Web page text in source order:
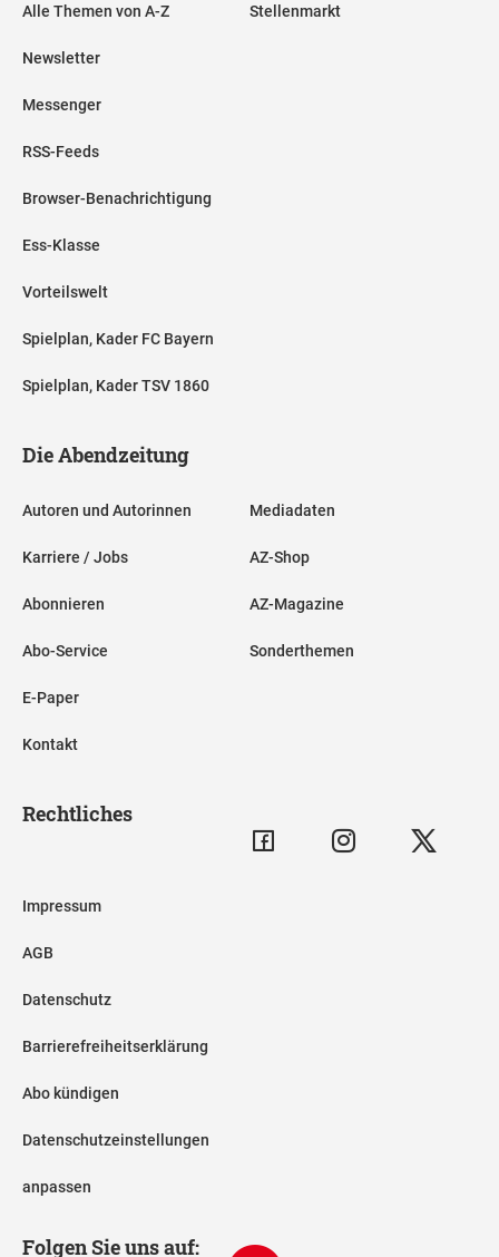
Alle Themen von A-Z
Newsletter
Messenger
RSS-Feeds
Browser-Benachrichtigung
Ess-Klasse
Vorteilswelt
Spielplan, Kader FC Bayern
Spielplan, Kader TSV 1860
Stellenmarkt
Die Abendzeitung
Autoren und Autorinnen
Karriere / Jobs
Abonnieren
Abo-Service
E-Paper
Kontakt
Mediadaten
AZ-Shop
AZ-Magazine
Sonderthemen
Rechtliches
Impressum
AGB
Datenschutz
Barrierefreiheitserklärung
Abo kündigen
Datenschutzeinstellungen
anpassen
Folgen Sie uns auf: